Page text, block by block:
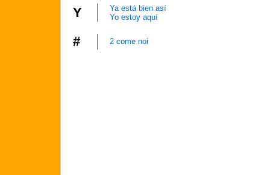
Y
Ya está bien así
Yo estoy aquí
# 2 come noi